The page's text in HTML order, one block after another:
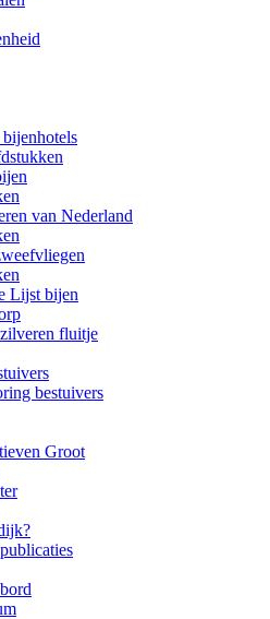
van Nederland
Lijst bijen
fluitje
bestuivers
Groot